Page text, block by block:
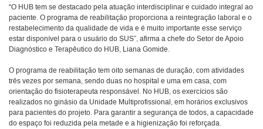
“O HUB tem se destacado pela atuação interdisciplinar e cuidado integral ao
paciente. O programa de reabilitação proporciona a reintegração laboral e o
restabelecimento da qualidade de vida e é muito importante esse serviço
estar disponível para o usuário do SUS”, afirma a chefe do Setor de Apoio
Diagnóstico e Terapêutico do HUB, Liana Gomide.
O programa de reabilitação tem oito semanas de duração, com atividades
três vezes por semana, sendo duas no hospital e uma em casa, com
orientação do fisioterapeuta responsável. No HUB, os exercícios são
realizados no ginásio da Unidade Multiprofissional, em horários exclusivos
para pacientes do projeto. Para garantir a segurança de todos, a capacidade
do espaço foi reduzida pela metade e a higienização foi reforçada.